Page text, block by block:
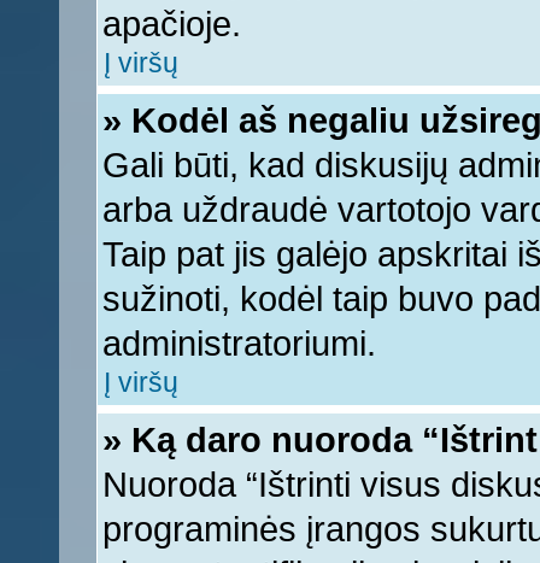
apačioje.
Į viršų
» Kodėl aš negaliu
Gali būti, kad diskusijų
arba uždraudė vartotojo
Taip pat jis galėjo apskritai
sužinoti, kodėl taip buvo
administratoriumi.
Į viršų
» Ką daro nuoroda
Nuoroda “Ištrinti visus
programinės įrangos